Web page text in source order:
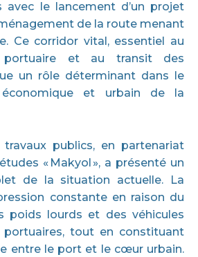
avec le lancement d’un projet
de la route menant
Ce corridor vital, essentiel au
portuaire et au transit des
un rôle déterminant dans le
économique et urbain de la
publics, en partenariat
« Makyol », a présenté un
de la situation actuelle. La
constante en raison du
poids lourds et des véhicules
portuaires, tout en constituant
entre le port et le cœur urbain.